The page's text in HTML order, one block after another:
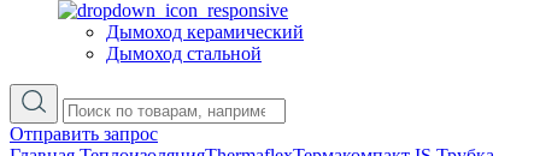
Дымоход керамический
Дымоход стальной
Отправить запрос